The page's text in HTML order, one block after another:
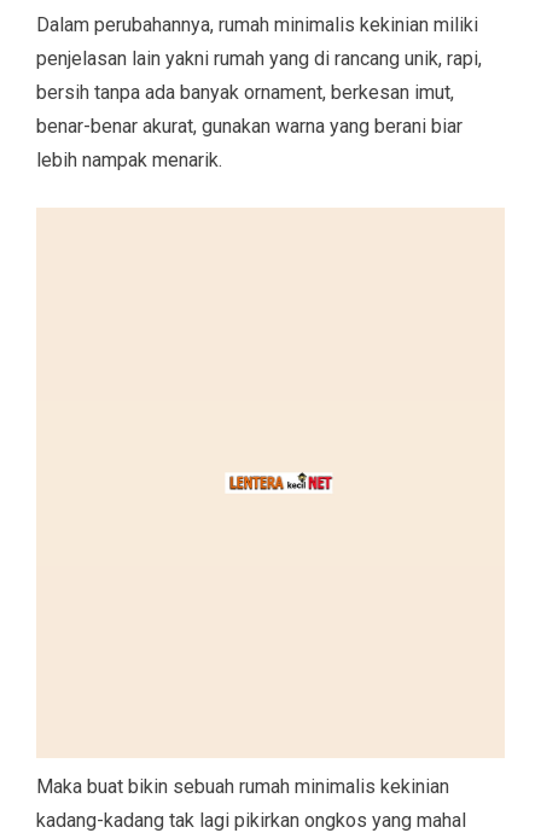
Dalam perubahannya, rumah minimalis kekinian miliki
penjelasan lain yakni rumah yang di rancang unik, rapi,
bersih tanpa ada banyak ornament, berkesan imut,
benar-benar akurat, gunakan warna yang berani biar
lebih nampak menarik.
Maka buat bikin sebuah rumah minimalis kekinian
kadang-kadang tak lagi pikirkan ongkos yang mahal